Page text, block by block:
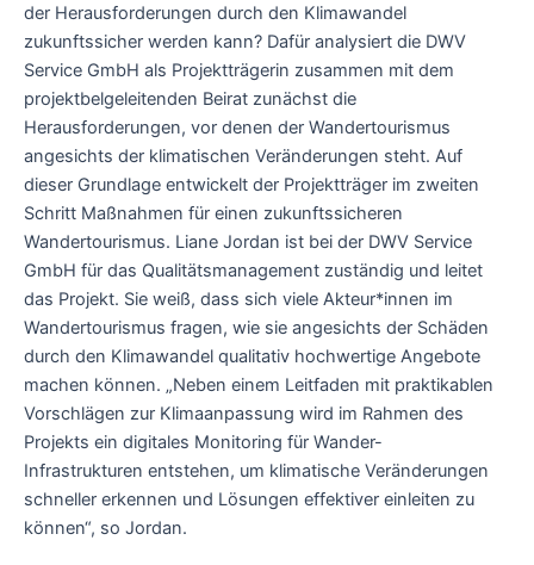
der Herausforderungen durch den Klimawandel
zukunftssicher werden kann? Dafür analysiert die DWV
Service GmbH als Projektträgerin zusammen mit dem
projektbelgeleitenden Beirat zunächst die
Herausforderungen, vor denen der Wandertourismus
angesichts der klimatischen Veränderungen steht. Auf
dieser Grundlage entwickelt der Projektträger im zweiten
Schritt Maßnahmen für einen zukunftssicheren
Wandertourismus. Liane Jordan ist bei der DWV Service
GmbH für das Qualitätsmanagement zuständig und leitet
das Projekt. Sie weiß, dass sich viele Akteur*innen im
Wandertourismus fragen, wie sie angesichts der Schäden
durch den Klimawandel qualitativ hochwertige Angebote
machen können. „Neben einem Leitfaden mit praktikablen
Vorschlägen zur Klimaanpassung wird im Rahmen des
Projekts ein digitales Monitoring für Wander-
Infrastrukturen entstehen, um klimatische Veränderungen
schneller erkennen und Lösungen effektiver einleiten zu
können“, so Jordan.